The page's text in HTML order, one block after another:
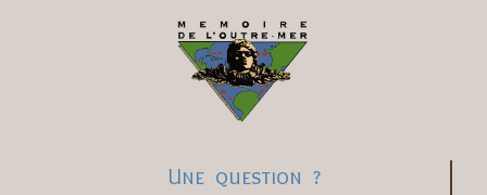
Une question ?